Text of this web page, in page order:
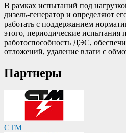
В рамках испытаний под
дизель-генератор и определяют
работать с поддержанием
этого, периодические испытания
работоспособность ДЭС,
отложений, удаление влаги с
Партнеры
CTM